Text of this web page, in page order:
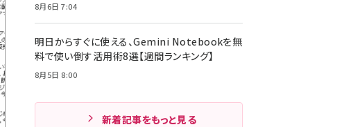
8月6日 7:04
明日からすぐに使える、Gemini Notebookを無
料で使い倒す活用術8選【週間ランキング】
8月5日 8:00
新着記事をもっと見る